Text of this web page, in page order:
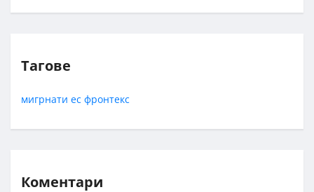
Тагове
мигрнати ес фронтекс
Коментари